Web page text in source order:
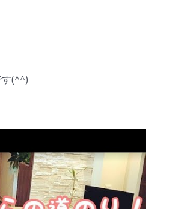
(^^)